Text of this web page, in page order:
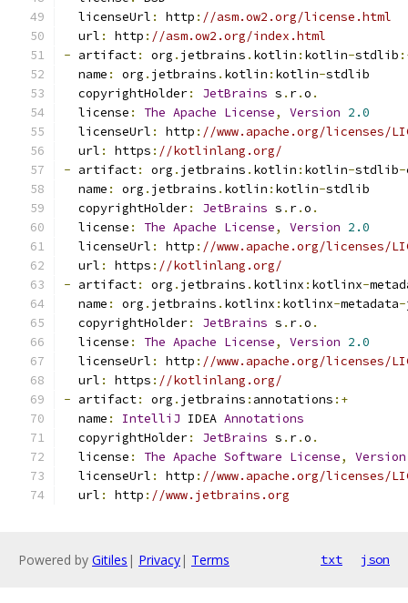
  licenseUrl
: http : //asm.ow2.org/license.html
  url
: http : //asm.ow2.org/index.html
- artifact: org . jetbrains . kotlin : kotlin-stdlib
  name
: org . jetbrains . kotlin : kotlin-stdlib
  copyrightHolder
: JetBrains s . r.o .
  license
: The Apache License, Version 2.0
  licenseUrl
: http : //www.apache.org/licenses/
  url
: https : //kotlinlang.org/
- artifact: org . jetbrains . kotlin : kotlin-stdlib-
  name
: org . jetbrains . kotlin : kotlin-stdlib
  copyrightHolder
: JetBrains s . r.o .
  license
: The Apache License, Version 2.0
  licenseUrl
: http : //www.apache.org/licenses/
  url
: https : //kotlinlang.org/
- artifact: org . jetbrains . kotlinx : kotlinx-
  name
: org . jetbrains . kotlinx : kotlinx-metadata-
  copyrightHolder
: JetBrains s . r.o .
  license
: The Apache License, Version 2.0
  licenseUrl
: http : //www.apache.org/licenses/
  url
: https : //kotlinlang.org/
- artifact: org . jetbrains : annotations :+
  name
: IntelliJ IDEA Annotations
  copyrightHolder
: JetBrains s . r.o .
  license
: The Apache Software License,
Version
  licenseUrl
: http : //www.apache.org/licenses/
  url
: http : //www.jetbrains.org
Powered by Gitiles | Privacy| Terms txt json